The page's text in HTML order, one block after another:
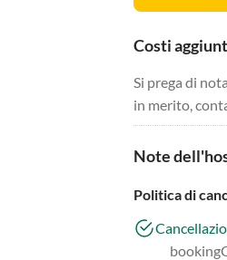
Costi
Si prega di
in merito,
Note
Politica di